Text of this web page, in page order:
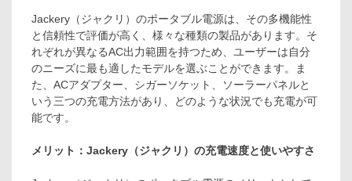
Jackery（ジャクリ）のポータブル電源は、その多機能性
と信頼性で評価が高く、様々な種類の製品があります。そ
れぞれが異なるAC出力範囲を持つため、ユーザーは自分
のニーズに最も適したモデルを選ぶことができます。ま
た、ACアダプター、シガーソケット、ソーラーパネルと
いう三つの充電方法があり、どのような状況でも充電が可
能です。
メリット：Jackery（ジャクリ）の充電速度と使いやすさ